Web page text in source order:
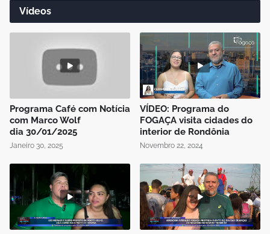
Vídeos
Programa Café com Notícia
com Marco Wolf
dia 30/01/2025
Janeiro 30, 2025
VÍDEO: Programa do
FOGAÇA visita cidades do
interior de Rondônia
Novembro 22, 2024